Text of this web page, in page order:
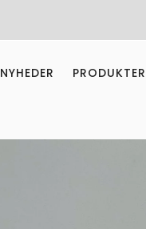
NYHEDER PRODUKTER